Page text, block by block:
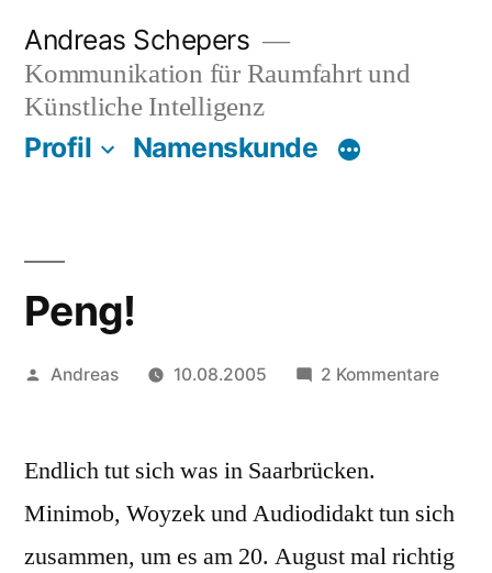
Inhalt
springen
Andreas Schepers
Kommunikation für Raumfahrt und
Künstliche Intelligenz
Profil Namenskunde
Peng!
Veröffentlicht
Andreas 10.08.2005 2 Kommentarezu
Endlich tut sich was in Saarbrücken.
Minimob, Woyzek und Audiodidakt tun sich
zusammen, um es am 20. August mal richtig